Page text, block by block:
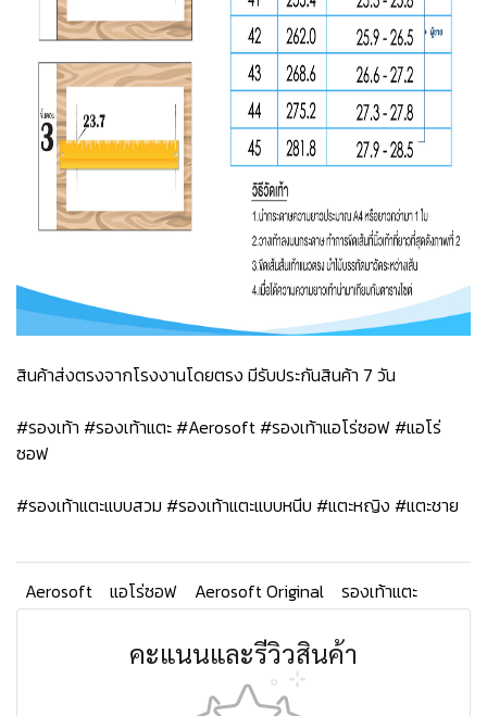
สินค้าส่งตรงจากโรงงานโดยตรง มีรับประกันสินค้า 7 วัน
#รองเท้า #รองเท้าแตะ #Aerosoft #รองเท้าแอโร่ซอฟ #แอโร่
ซอฟ
#รองเท้าแตะแบบสวม #รองเท้าแตะแบบหนีบ #แตะหญิง #แตะชาย
Aerosoft แอโร่ซอฟ Aerosoft Original รองเท้าแตะ
คะแนนและรีวิวสินค้า